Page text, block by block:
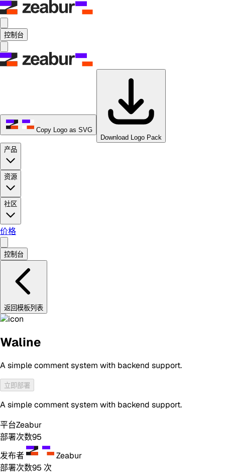
控制台
Copy Logo as SVG
Download Logo Pack
产品
资源
社区
价格
控制台
返回模板列表
Waline
A simple comment system with backend support.
立即部署
A simple comment system with backend support.
平台Zeabur
部署次数95
发布者
Zeabur
部署次数95 次